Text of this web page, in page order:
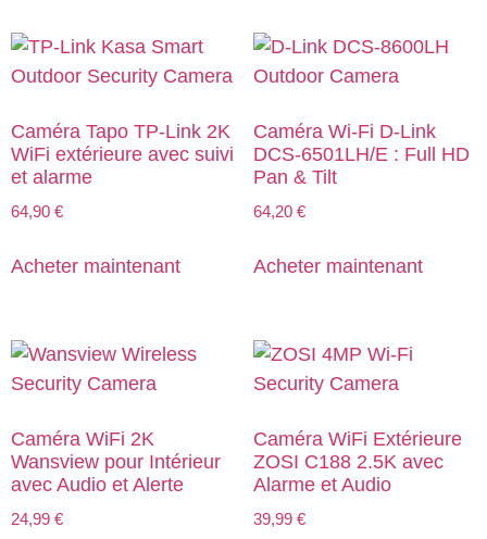
Caméra Tapo TP-Link 2K
WiFi extérieure avec suivi
et alarme
64,90 €
Acheter maintenant
Caméra Wi-Fi D-Link
DCS-6501LH/E : Full HD
Pan & Tilt
64,20 €
Acheter maintenant
Caméra WiFi 2K
Wansview pour Intérieur
avec Audio et Alerte
24,99 €
Caméra WiFi Extérieure
ZOSI C188 2.5K avec
Alarme et Audio
39,99 €